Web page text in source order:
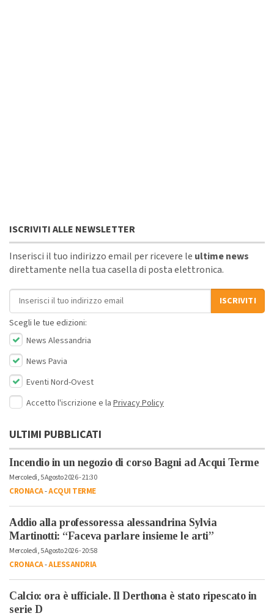
ISCRIVITI ALLE NEWSLETTER
Inserisci il tuo indirizzo email per ricevere le ultime news
direttamente nella tua casella di posta elettronica.
Indirizzo email
ISCRIVITI
Scegli le tue edizioni:
News Alessandria
News Pavia
Eventi Nord-Ovest
Accetto l'iscrizione e la Privacy Policy
ULTIMI PUBBLICATI
Incendio in un negozio di corso Bagni ad Acqui Terme
Mercoledì, 5 Agosto 2026 - 21:30
CRONACA-ACQUI TERME
Addio alla professoressa alessandrina Sylvia
Martinotti: “Faceva parlare insieme le arti”
Mercoledì, 5 Agosto 2026 - 20:58
CRONACA-ALESSANDRIA
Calcio: ora è ufficiale. Il Derthona è stato ripescato in
serie D